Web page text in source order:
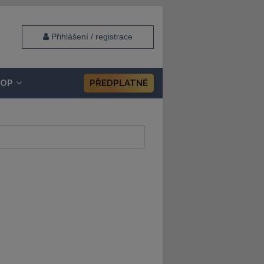
Přihlášení / registrace
PŘEDPLATNÉ